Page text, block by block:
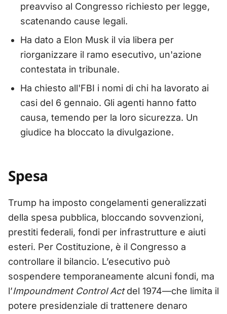
preavviso al Congresso richiesto per legge,
scatenando cause legali.
Ha dato a Elon Musk il via libera per
riorganizzare il ramo esecutivo, un'azione
contestata in tribunale.
Ha chiesto all'FBI i nomi di chi ha lavorato ai
casi del 6 gennaio. Gli agenti hanno fatto
causa, temendo per la loro sicurezza. Un
giudice ha bloccato la divulgazione.
Spesa
Trump ha imposto congelamenti generalizzati
della spesa pubblica, bloccando sovvenzioni,
prestiti federali, fondi per infrastrutture e aiuti
esteri. Per Costituzione, è il Congresso a
controllare il bilancio. L’esecutivo può
sospendere temporaneamente alcuni fondi, ma
l’Impoundment Control Actdel 1974—che limita il
potere presidenziale di trattenere denaro